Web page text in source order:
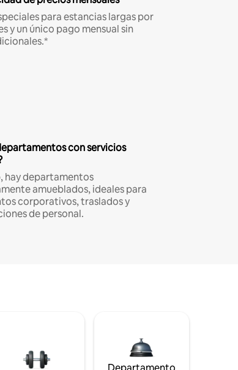
para estancias largas por
y un único pago mensual sin
con servicios
hay departamentos
amueblados, ideales para
corporativos, traslados y
de personal.